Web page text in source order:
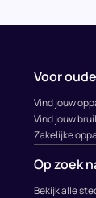
Voor
Vind jouw
Vind jouw
Zakelijke
Op zoek
Bekijk alle